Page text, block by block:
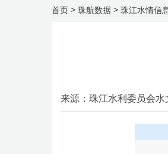
首页 > 珠航数据 > 珠江水情信
来源：珠江水利委员会